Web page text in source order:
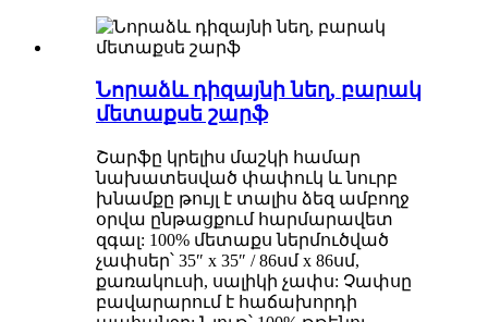
Նորաձև դիզայնի նեղ, բարակ
մետաքսե շարֆ
Շարֆը կրելիս մաշկի համար
նախատեսված փափուկ և նուրբ
խնամքը թույլ է տալիս ձեզ ամբողջ
օրվա ընթացքում հարմարավետ
զգալ: 100% մետաքս ներմուծված
չափսեր՝ 35″ x 35″ / 86սմ x 86սմ,
քառակուսի, սալիկի չափս: Չափսը
բավարարում է հաճախորդի